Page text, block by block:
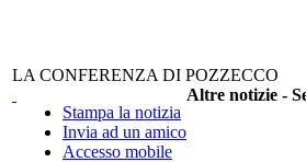
LA CONFERENZA DI POZZECCO
Stampa la notizia
Invia ad un amico
Accesso mobile
Altre notizie -